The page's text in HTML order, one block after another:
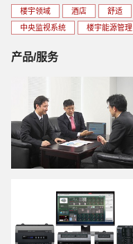
楼宇领域 酒店 舒适
中央监视系统
楼宇能源管理
产品/服务